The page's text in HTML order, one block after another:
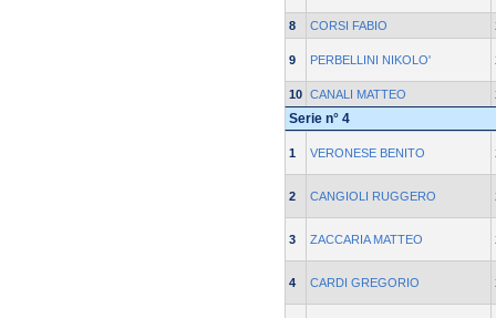
8 CORSI FABIO
9 PERBELLINI NIKOLO'
10 CANALI MATTEO
Serie n° 4
1 VERONESE BENITO
2 CANGIOLI RUGGERO
3 ZACCARIA MATTEO
4 CARDI GREGORIO